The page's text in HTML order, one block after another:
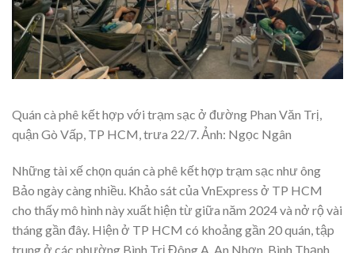
Quán cà phê kết hợp với trạm sạc ở đường Phan Văn Trị,
quận Gò Vấp, TP HCM, trưa 22/7. Ảnh: Ngọc Ngân
Những tài xế chọn quán cà phê kết hợp trạm sạc như ông
Bảo ngày càng nhiều. Khảo sát của VnExpress ở TP HCM
cho thấy mô hình này xuất hiện từ giữa năm 2024 và nở rộ vài
tháng gần đây. Hiện ở TP HCM có khoảng gần 20 quán, tập
trung ở các phường Bình Trị Đông A, An Nhơn, Bình Thạnh,